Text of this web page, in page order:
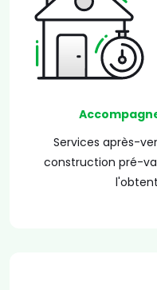
Services après-
construction pré-